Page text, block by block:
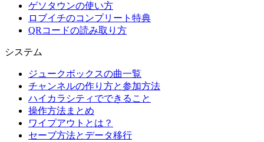
ゲソタウンの使い方
ロブイチのコンプリート特典
QRコードの読み取り方
システム
ジュークボックスの曲一覧
チャンネルの作り方と参加方法
ハイカラシティでできること
操作方法まとめ
ワイプアウトとは？
セーブ方法とデータ移行